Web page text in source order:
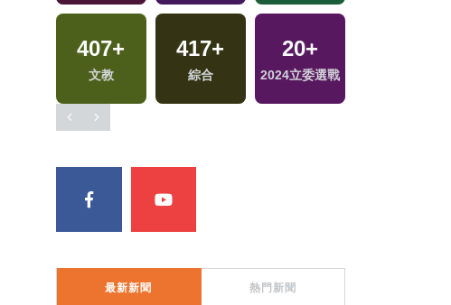
407+
文教
417+
綜合
20+
2024立委選戰
最新新聞 熱門新聞